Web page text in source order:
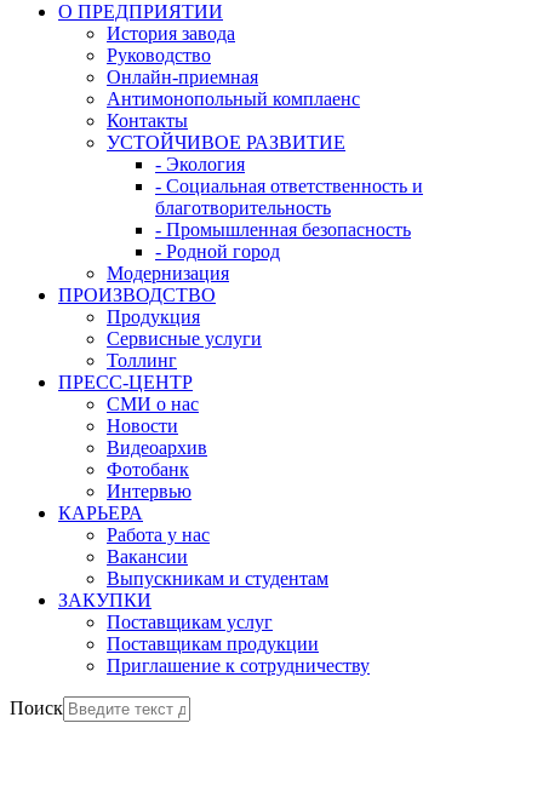
О ПРЕДПРИЯТИИ
История завода
Руководство
Онлайн-приемная
Антимонопольный комплаенс
Контакты
УСТОЙЧИВОЕ РАЗВИТИЕ
- Экология
- Социальная ответственность и
благотворительность
- Промышленная безопасность
- Родной город
Модернизация
ПРОИЗВОДСТВО
Продукция
Сервисные услуги
Толлинг
ПРЕСС-ЦЕНТР
СМИ о нас
Новости
Видеоархив
Фотобанк
Интервью
КАРЬЕРА
Работа у нас
Вакансии
Выпускникам и студентам
ЗАКУПКИ
Поставщикам услуг
Поставщикам продукции
Приглашение к сотрудничеству
Поиск